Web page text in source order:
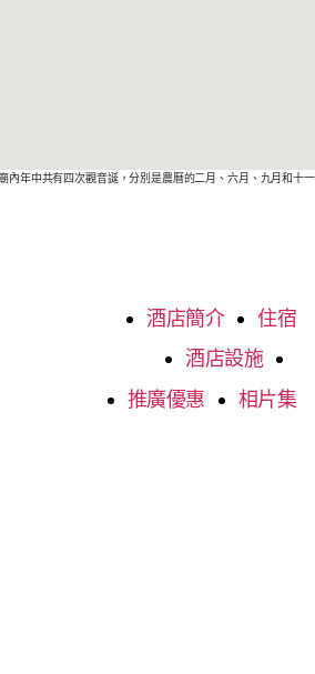
年中共有四次觀音誕，分別是農曆的二月、六月、九月和十
酒店簡介
住宿
酒店設施
推廣優惠
相片集